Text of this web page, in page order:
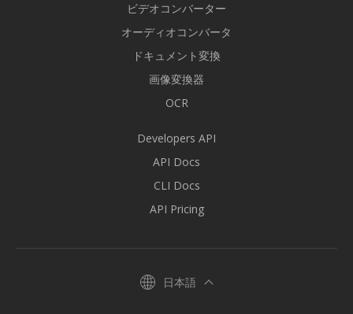
ビデオコンバーター
オーディオコンバータ
ドキュメント変換
画像変換器
OCR
Developers API
API Docs
CLI Docs
API Pricing
日本語